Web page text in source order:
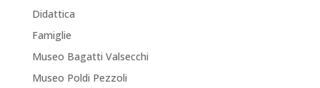
Didattica
Famiglie
Museo Bagatti Valsecchi
Museo Poldi Pezzoli